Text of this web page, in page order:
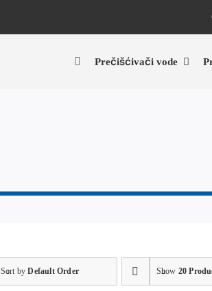
Prečišćivači vode
Sort byDefault Order Show 20